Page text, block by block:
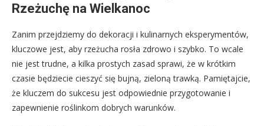
Rzeżuchę na Wielkanoc
Zanim przejdziemy do dekoracji i kulinarnych eksperymentów,
kluczowe jest, aby rzeżucha rosła zdrowo i szybko. To wcale
nie jest trudne, a kilka prostych zasad sprawi, że w krótkim
czasie będziecie cieszyć się bujną, zieloną trawką. Pamiętajcie,
że kluczem do sukcesu jest odpowiednie przygotowanie i
zapewnienie roślinkom dobrych warunków.